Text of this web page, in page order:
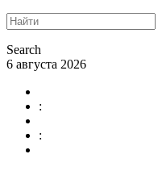
Search
6 августа 2026
:
: